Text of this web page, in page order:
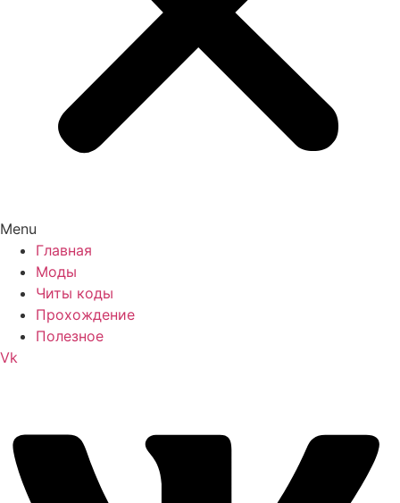
Menu
Главная
Моды
Читы коды
Прохождение
Полезное
Vk